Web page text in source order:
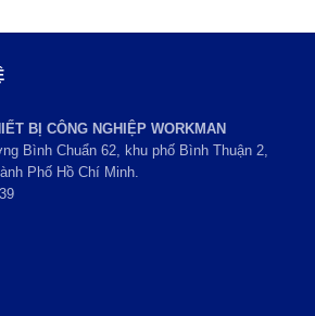
BỊ CÔNG NGHIỆP WORKMAN
Bình Chuẩn 62, khu phố Bình Thuận 2,
Phố Hồ Chí Minh.